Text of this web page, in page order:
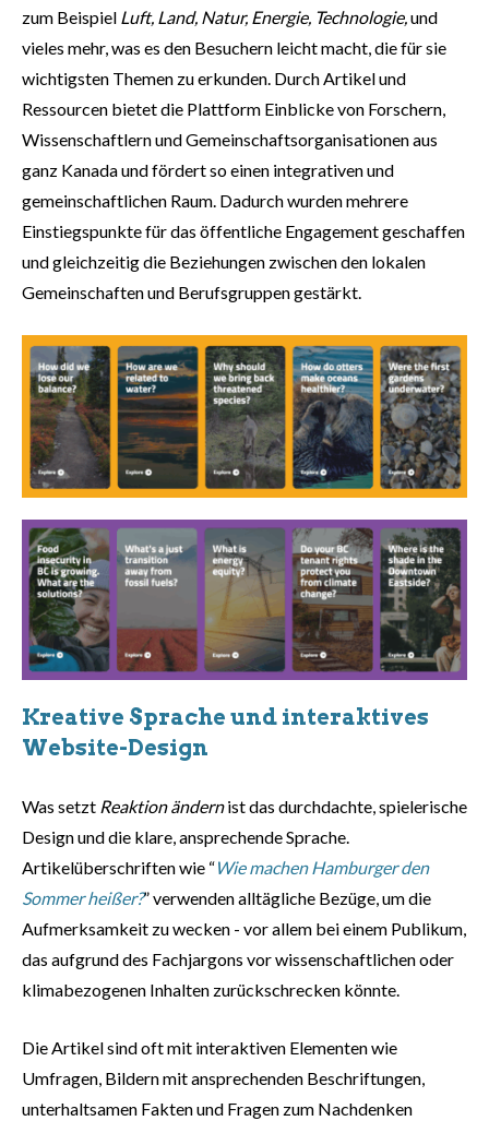
zum Beispiel Luft, Land, Natur, Energie, Technologie,und
vieles mehr, was es den Besuchern leicht macht, die für sie
wichtigsten Themen zu erkunden. Durch Artikel und
Ressourcen bietet die Plattform Einblicke von Forschern,
Wissenschaftlern und Gemeinschaftsorganisationen aus
ganz Kanada und fördert so einen integrativen und
gemeinschaftlichen Raum. Dadurch wurden mehrere
Einstiegspunkte für das öffentliche Engagement geschaffen
und gleichzeitig die Beziehungen zwischen den lokalen
Gemeinschaften und Berufsgruppen gestärkt.
Kreative Sprache und interaktives
Website-Design
Was setzt Reaktion ändernist das durchdachte, spielerische
Design und die klare, ansprechende Sprache.
Artikelüberschriften wie “Wie machen Hamburger den
Sommer heißer?” verwenden alltägliche Bezüge, um die
Aufmerksamkeit zu wecken - vor allem bei einem Publikum,
das aufgrund des Fachjargons vor wissenschaftlichen oder
klimabezogenen Inhalten zurückschrecken könnte.
Die Artikel sind oft mit interaktiven Elementen wie
Umfragen, Bildern mit ansprechenden Beschriftungen,
unterhaltsamen Fakten und Fragen zum Nachdenken